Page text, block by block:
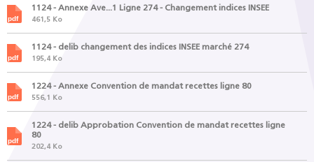
1124 - Annexe Ave...1 Ligne 274 - Changement indices INSEE
461,5 Ko
1124 - delib changement des indices INSEE marché 274
195,4 Ko
1224 - Annexe Convention de mandat recettes ligne 80
556,1 Ko
1224 - delib Approbation Convention de mandat recettes ligne
80
202,4 Ko